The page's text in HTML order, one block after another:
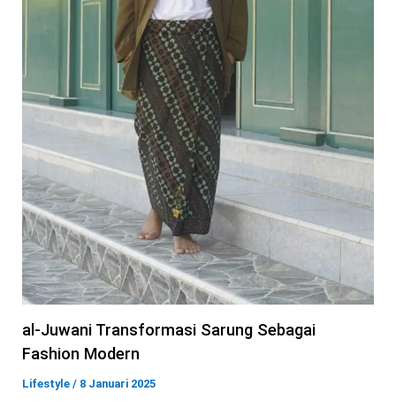
al-Juwani Transformasi Sarung Sebagai
Fashion Modern
Lifestyle / 8 Januari 2025